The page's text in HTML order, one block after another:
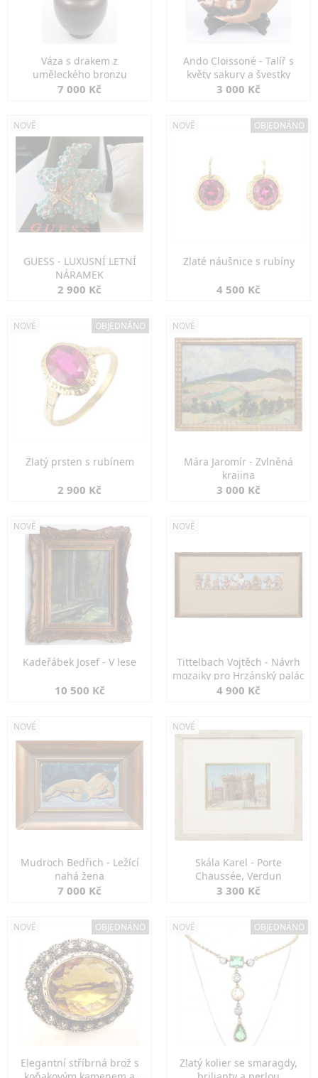
Váza s drakem z
uměleckého bronzu
7 000 Kč
Ando Cloissoné - Talíř s
květy sakury a švestky
3 000 Kč
NOVÉ
GUESS - LUXUSNÍ LETNÍ
NÁRAMEK
2 900 Kč
NOVÉ OBJEDNÁNO
Zlaté náušnice s rubíny
4 500 Kč
NOVÉ OBJEDNÁNO
Zlatý prsten s rubínem
2 900 Kč
NOVÉ
Mára Jaromír - Zvlněná
krajina
3 000 Kč
NOVÉ
Kadeřábek Josef - V lese
10 500 Kč
NOVÉ
Tittelbach Vojtěch - Návrh
mozaiky pro Hrzánský palác
4 900 Kč
NOVÉ
Mudroch Bedřich - Ležící
nahá žena
7 000 Kč
NOVÉ
Skála Karel - Porte
Chaussée, Verdun
3 300 Kč
NOVÉ OBJEDNÁNO
Elegantní stříbrná brož s
NOVÉ OBJEDNÁNO
Zlatý kolier se smaragdy,